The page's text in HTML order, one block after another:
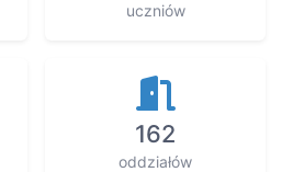
uczniów
162
oddziałów